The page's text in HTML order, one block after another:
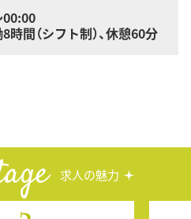
間（シフト制）、休憩60分
求人の魅力